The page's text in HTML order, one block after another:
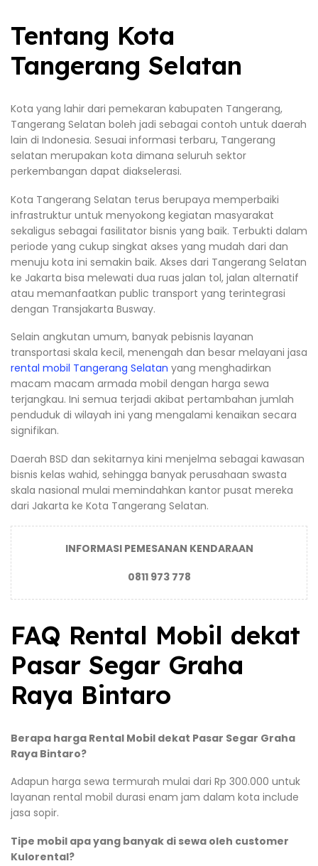
Tentang Kota
Tangerang Selatan
Kota yang lahir dari pemekaran kabupaten Tangerang,
Tangerang Selatan boleh jadi sebagai contoh untuk daerah
lain di Indonesia. Sesuai informasi terbaru, Tangerang
selatan merupakan kota dimana seluruh sektor
perkembangan dapat diakselerasi.
Kota Tangerang Selatan terus berupaya memperbaiki
infrastruktur untuk menyokong kegiatan masyarakat
sekaligus sebagai fasilitator bisnis yang baik. Terbukti dalam
periode yang cukup singkat akses yang mudah dari dan
menuju kota ini semakin baik. Akses dari Tangerang Selatan
ke Jakarta bisa melewati dua ruas jalan tol, jalan alternatif
atau memanfaatkan public transport yang terintegrasi
dengan Transjakarta Busway.
Selain angkutan umum, banyak pebisnis layanan
transportasi skala kecil, menengah dan besar melayani jasa
rental mobil Tangerang Selatan yang menghadirkan
macam macam armada mobil dengan harga sewa
terjangkau. Ini semua terjadi akibat pertambahan jumlah
penduduk di wilayah ini yang mengalami kenaikan secara
signifikan.
Daerah BSD dan sekitarnya kini menjelma sebagai kawasan
bisnis kelas wahid, sehingga banyak perusahaan swasta
skala nasional mulai memindahkan kantor pusat mereka
dari Jakarta ke Kota Tangerang Selatan.
INFORMASI PEMESANAN KENDARAAN
0811 973 778
FAQ Rental Mobil dekat
Pasar Segar Graha
Raya Bintaro
Berapa harga Rental Mobil dekat Pasar Segar Graha
Raya Bintaro?
Adapun harga sewa termurah mulai dari Rp 300.000 untuk
layanan rental mobil durasi enam jam dalam kota include
jasa sopir.
Tipe mobil apa yang banyak di sewa oleh customer
Kulorental?